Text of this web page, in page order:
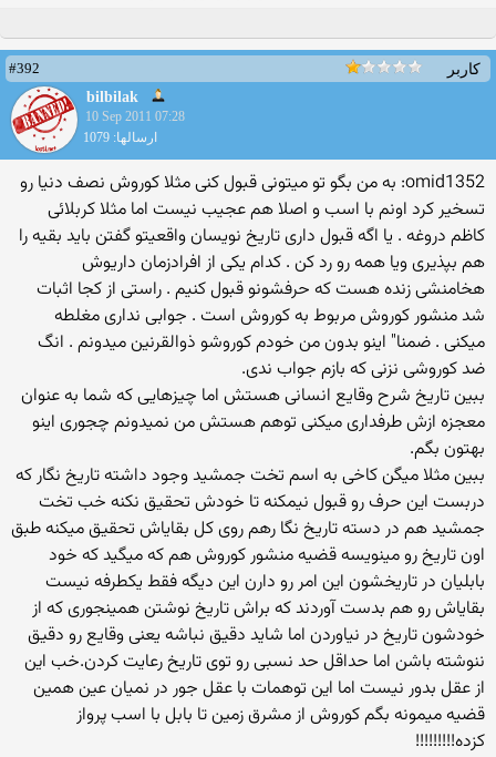
کاربر
#392
bilbilak
10 Sep 2011 07:28
ارسالها: 1079
omid1352: به من بگو تو میتونی قبول كنی مثلا كوروش نصف دنیا رو
تسخیر كرد اونم با اسب و اصلا هم عجیب نیست اما مثلا كربلائی
كاظم دروغه . یا اگه قبول داری تاریخ نویسان واقعیتو گفتن باید بقیه را
هم بپذیری ویا همه رو رد كن . كدام یكی از افرادزمان داریوش
هخامنشی زنده هست كه حرفشونو قبول كنیم . راستی از كجا اثبات
شد منشور كوروش مربوط به كوروش است . جوابی نداری مغلطه
میكنی . ضمنا" اینو بدون من خودم كوروشو ذوالقرنین میدونم . انگ
ضد كوروشی نزنی كه بازم جواب ندی.
ببین تاریخ شرح وقایع انسانی هستش اما چیزهایی كه شما به عنوان
معجزه ازش طرفداری میكنی توهم هستش من نمیدونم چجوری اینو
بهتون بگم.
ببین مثلا میگن كاخی به اسم تخت جمشید وجود داشته تاریخ نگار كه
دربست این حرف رو قبول نیمكنه تا خودش تحقیق نكنه خب تخت
جمشید هم در دسته تاریخ نگا رهم روی كل بقایاش تحقیق میكنه طبق
اون تاریخ رو مینویسه قضیه منشور كوروش هم كه میگید كه خود
بابلیان در تاریخشون این امر رو دارن این دیگه فقط یكطرفه نیست
بقایاش رو هم بدست آوردند كه براش تاریخ نوشتن همینجوری كه از
خودشون تاریخ در نیاوردن اما شاید دقیق نباشه یعنی وقایع رو دقیق
ننوشته باشن اما حداقل حد نسبی رو توی تاریخ رعایت كردن.خب این
از عقل بدور نیست اما این توهمات با عقل جور در نمیان عین همین
قضیه میمونه بگم كوروش از مشرق زمین تا بابل با اسب پرواز
كزده!!!!!!!!!